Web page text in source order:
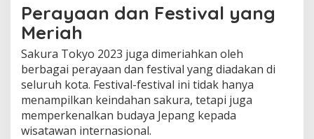
Perayaan dan Festival yang
Meriah
Sakura Tokyo 2023 juga dimeriahkan oleh
berbagai perayaan dan festival yang diadakan di
seluruh kota. Festival-festival ini tidak hanya
menampilkan keindahan sakura, tetapi juga
memperkenalkan budaya Jepang kepada
wisatawan internasional.